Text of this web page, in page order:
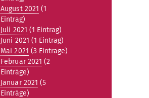
August 2021 (1
Eintrag)
Juli 2021 (1 Eintrag)
Juni 2021 (1 Eintrag)
Mai 2021 (3 Einträge)
Februar 2021 (2
Einträge)
Januar 2021 (5
Einträge)